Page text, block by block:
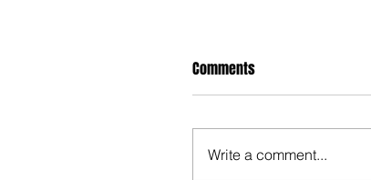
Comments
Write a comment...